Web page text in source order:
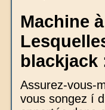
Machine
blackjack
Assurez-vous-
vous songez í